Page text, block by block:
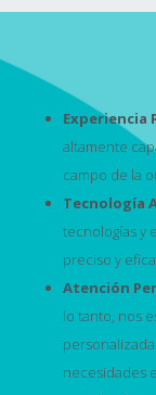
Experiencia
altamente
campo de la
Tecnología
tecnologías y
preciso y
Atención
lo tanto, nos
necesidades